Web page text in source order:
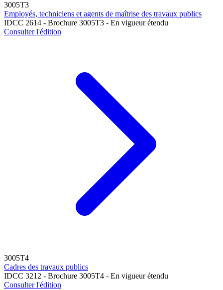
3005T3
Employés, techniciens et agents de maîtrise des travaux publics
IDCC 2614 - Brochure 3005T3 - En vigueur étendu
Consulter l'édition
3005T4
Cadres des travaux publics
IDCC 3212 - Brochure 3005T4 - En vigueur étendu
Consulter l'édition